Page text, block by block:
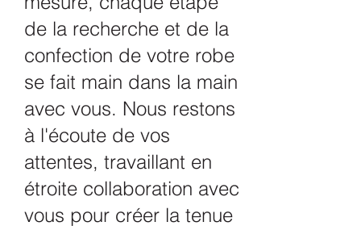
de la recherche et de la
confection de votre robe
se fait main dans la main
avec vous. Nous restons
à l'écoute de vos
attentes, travaillant en
étroite collaboration avec
vous pour créer la tenue